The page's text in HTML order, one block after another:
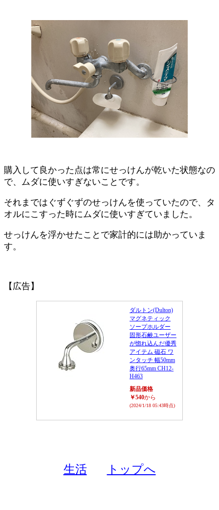
購入して良かった点は常にせっけんが乾いた状態なの
で、ムダに使いすぎないことです。
それまではぐずぐずのせっけんを使っていたので、タ
オルにこすった時にムダに使いすぎていました。
せっけんを浮かせたことで家計的には助かっていま
す。
【広告】
ダルトン(Dulton)
マグネティック
ソープホルダー
固形石鹸ユーザー
が惚れ込んだ優秀
アイテム 磁石 ワ
ンタッチ 幅50mm
奥行65mm CH12-
H463
新品価格
￥540から
(2024/1/18 05:43時点)
生活 トップへ